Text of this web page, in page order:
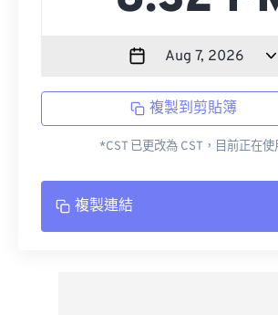
複製到剪貼簿
*CST 已更改為 CST，目前正在使
複製連結